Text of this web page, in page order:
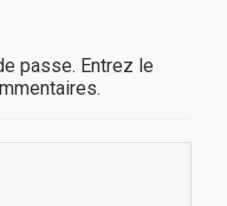
passe. Entrez le